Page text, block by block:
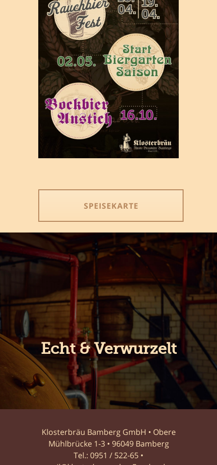
SPEISEKARTE
Echt & Verwurzelt
Klosterbräu Bamberg GmbH • Obere
Mühlbrücke 1-3 • 96049 Bamberg
Tel.: 0951 / 522-65 •